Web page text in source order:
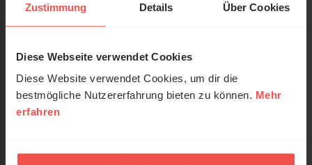
Zustimmung Details Über Cookies
Diese Webseite verwendet Cookies
Diese Website verwendet Cookies, um dir die
bestmögliche Nutzererfahrung bieten zu können. Mehr
erfahren